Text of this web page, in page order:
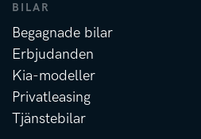
BILAR
Begagnade bilar
Erbjudanden
Kia-modeller
Privatleasing
Tjänstebilar